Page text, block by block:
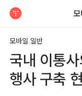
모
모바일 일반
국내 이통
행사 구축